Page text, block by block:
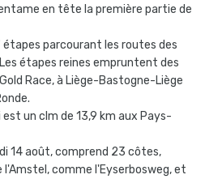
en tête la première partie de
étapes parcourant les routes des
étapes reines empruntent des
Race, à Liège-Bastogne-Liège
un clm de 13,9 km aux Pays-
14 août, comprend 23 côtes,
l'Amstel, comme l'Eyserbosweg, et